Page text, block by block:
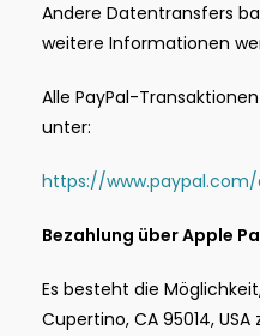
Andere Datentransfers
weitere Informationen
Alle PayPal-
unter:
https://
Bezahlung über Apple
Es besteht die
Cupertino, CA 95014, USA